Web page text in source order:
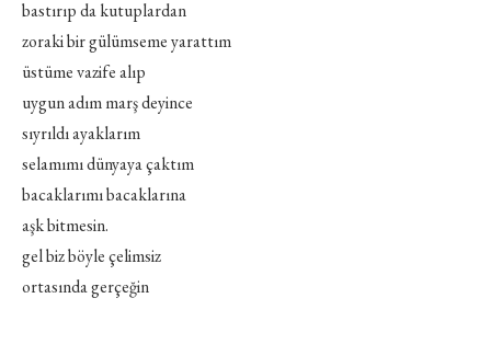
bastırıp da kutuplardan
zoraki bir gülümseme yarattım
üstüme vazife alıp
uygun adım marş deyince
sıyrıldı ayaklarım
selamımı dünyaya çaktım
bacaklarımı bacaklarına
aşk bitmesin.
gel biz böyle çelimsiz
ortasında gerçeğin